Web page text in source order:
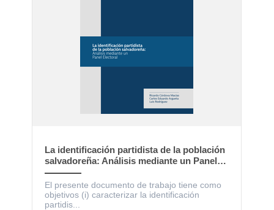
La identificación partidista de la población
salvadoreña: Análisis mediante un Panel
Electoral
El presente documento de trabajo tiene como
objetivos (i) caracterizar la identificación
partidis...